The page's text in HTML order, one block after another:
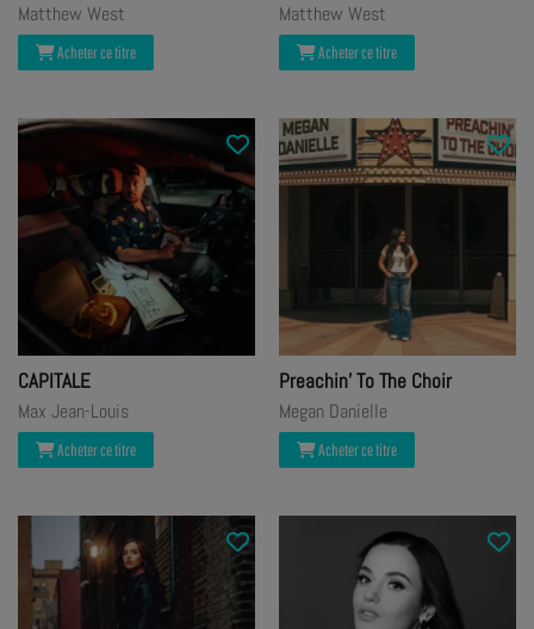
Matthew West
Acheter ce titre
Matthew West
Acheter ce titre
CAPITALE
Max Jean-Louis
Acheter ce titre
Preachin' To The Choir
Megan Danielle
Acheter ce titre